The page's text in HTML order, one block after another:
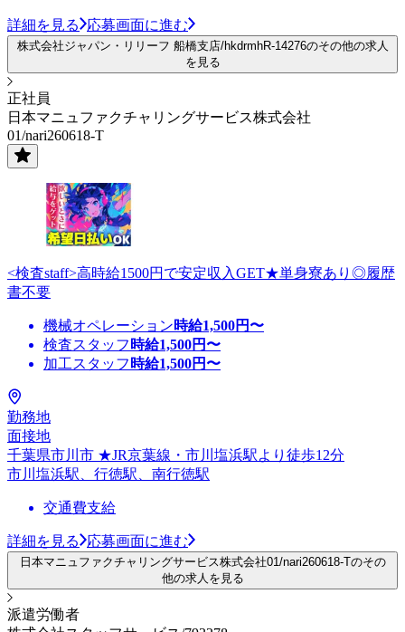
詳細を見る 応募画面に進む
株式会社ジャパン・リリーフ 船橋支店/hkdrmhR-14276のその他の求人
を見る
正社員
日本マニュファクチャリングサービス株式会社
01/nari260618-T
<検査staff>高時給1500円で安定収入GET★単身寮あり◎履歴
書不要
機械オペレーション時給1,500円〜
検査スタッフ 時給1,500円〜
加工スタッフ 時給1,500円〜
勤務地
面接地
千葉県市川市 ★JR京葉線・市川塩浜駅より徒歩12分
市川塩浜駅、行徳駅、南行徳駅
交通費支給
詳細を見る 応募画面に進む
日本マニュファクチャリングサービス株式会社01/nari260618-Tのその
他の求人を見る
派遣労働者